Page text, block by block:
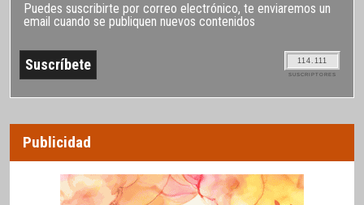
Puedes suscribirte por correo electrónico, te enviaremos un
email cuando se publiquen nuevos contenidos
114.111
SUSCRIPTORES
Publicidad